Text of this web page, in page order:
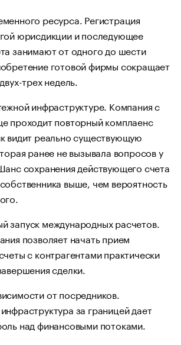
ресурса. Регистрация
юрисдикции и последующее
занимают от одного до шести
готовой фирмы сокращает
трех недель.
инфраструктуре. Компания с
проходит повторный комплаенс
видит реально существующую
ранее не вызывала вопросов у
сохранения действующего счета
выше, чем вероятность
запуск международных расчетов.
позволяет начать прием
с контрагентами практически
сделки.
от посредников.
за границей дает
над финансовыми потоками.